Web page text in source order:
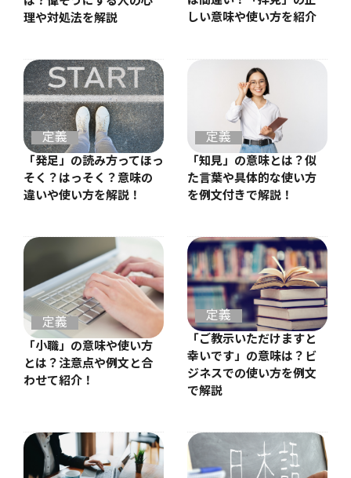
理や対処法を解説
しい意味や使い方を紹介
定義
「発足」の読み方ってほっ
そく？はっそく？意味の
違いや使い方を解説！
定義
「知見」の意味とは？似
た言葉や具体的な使い方
を例文付きで解説！
定義
「小職」の意味や使い方
とは？注意点や例文と合
わせて紹介！
定義
「ご教示いただけますと
幸いです」の意味は？ビ
ジネスでの使い方を例文
で解説